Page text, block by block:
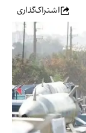
اشتراک‌گذاری